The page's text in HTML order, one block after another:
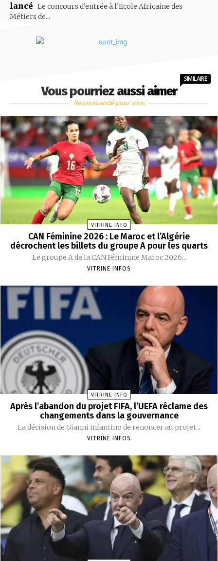
lancé Le concours d’entrée à l’Ecole Africaine des
Métiers de...
Vous pourriez aussi aimer
SIMILAIRE
Recommandé pour vous
VITRINE INFO
CAN Féminine 2026 : Le Maroc et l’Algérie
décrochent les billets du groupe A pour les quarts
Le groupe A de la CAN Féminine Maroc 2026...
VITRINE INFOS
VITRINE INFO
Après l’abandon du projet FIFA, l’UEFA réclame des
changements dans la gouvernance
La décision de Gianni Infantino de renoncer au projet...
VITRINE INFOS